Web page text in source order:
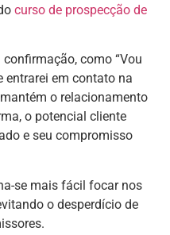
curso de prospecção de
como “Vou
entrarei em contato na
o relacionamento
o potencial cliente
e seu compromisso
se mais fácil focar nos
o desperdício de